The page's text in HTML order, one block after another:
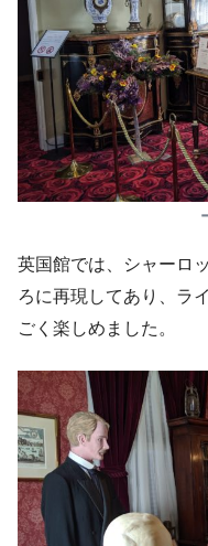
英国館では、シャーロ
ろに再現してあり、ラ
ごく楽しめました。